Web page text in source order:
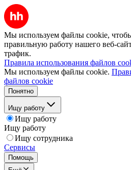
Мы используем файлы cookie,
правильную работу нашего веб-
трафик.
Правила использования файлов
Мы используем файлы cookie.
файлов cookie
Понятно
Ищу работу
Ищу работу
Ищу работу
Ищу сотрудника
Сервисы
Помощь